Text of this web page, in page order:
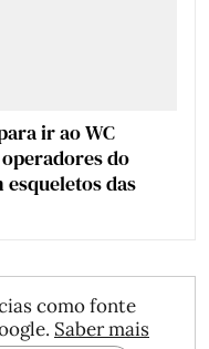
ir ao WC
do
esqueletos das
como fonte
Saber mais